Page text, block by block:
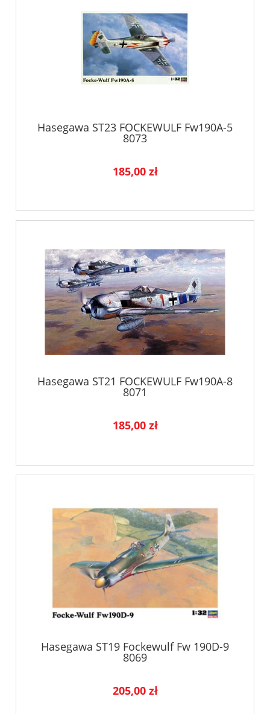
Hasegawa ST23 FOCKEWULF Fw190A-5
8073
185,00 zł
Hasegawa ST21 FOCKEWULF Fw190A-8
8071
185,00 zł
Hasegawa ST19 Fockewulf Fw 190D-9
8069
205,00 zł